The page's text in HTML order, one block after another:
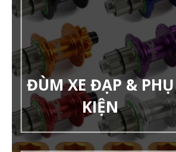
ĐÙM XE ĐẠP & PHỤ
KIỆN